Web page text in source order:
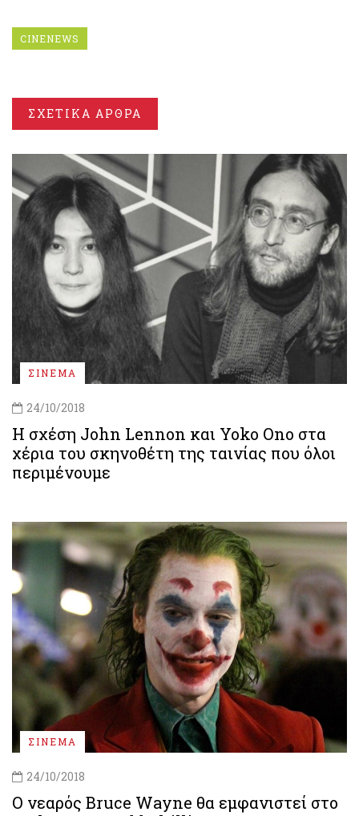
CINENEWS
ΣΧΕΤΙΚΑ ΑΡΘΡΑ
ΣΙΝΕΜΑ
24/10/2018
H σχέση John Lennon και Yoko Ono στα
χέρια του σκηνοθέτη της ταινίας που όλοι
περιμένουμε
ΣΙΝΕΜΑ
24/10/2018
Ο νεαρός Bruce Wayne θα εμφανιστεί στο